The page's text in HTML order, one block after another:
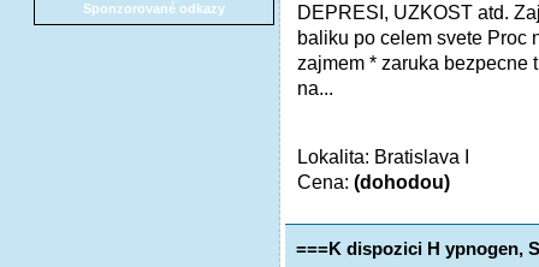
Sponzorované odkazy
DEPRESI, UZKOST atd.
baliku po celem svete Proc
zajmem * zaruka bezpecne
na...
Lokalita: Bratislava I
Cena: (dohodou)
===K dispozici H ypnogen,